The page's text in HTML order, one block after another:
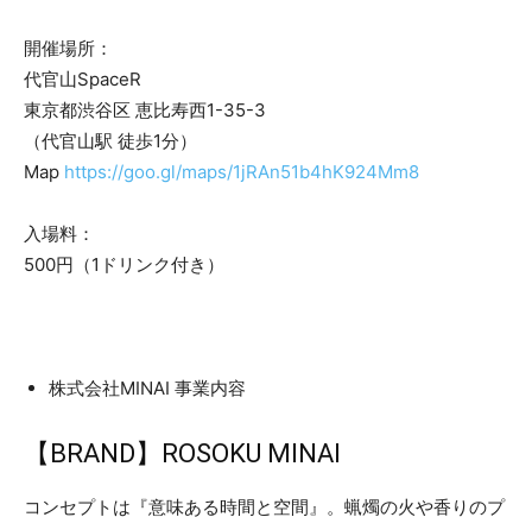
開催場所：
代官山SpaceR
東京都渋谷区 恵比寿西1-35-3
（代官山駅 徒歩1分）
Map https://goo.gl/maps/1jRAn51b4hK924Mm8
入場料：
500円（1ドリンク付き）
株式会社MINAI 事業内容
【BRAND】ROSOKU MINAI
コンセプトは『意味ある時間と空間』。蝋燭の火や香りのプ